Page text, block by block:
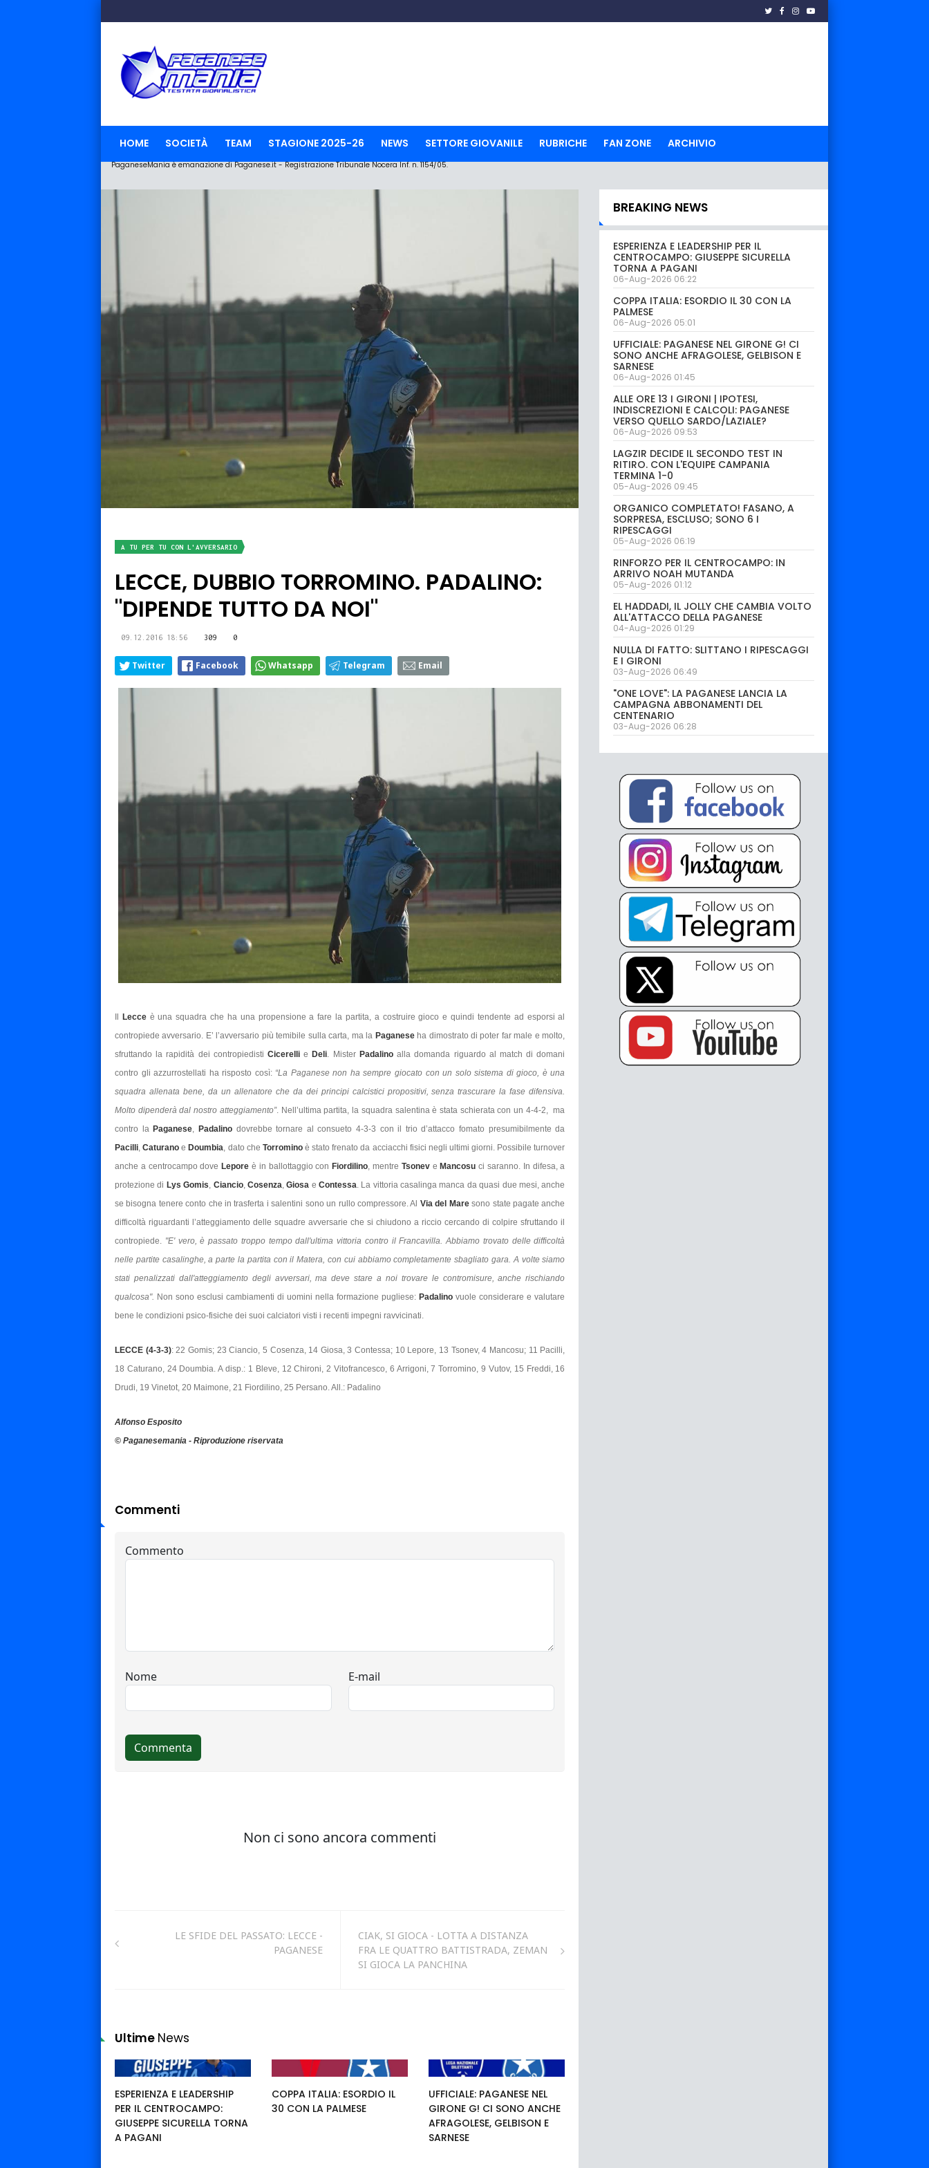
HOME SOCIETÀ TEAM STAGIONE 2025-26 NEWS SETTORE GIOVANILE RUBRICHE FAN ZONE ARCHIVIO
PaganeseMania è emanazione di Paganese.it - Registrazione Tribunale Nocera Inf. n. 1154/05.
A TU PER TU CON L'AVVERSARIO
LECCE, DUBBIO TORROMINO. PADALINO:
"DIPENDE TUTTO DA NOI"
09.12.2016 18:56 309 0
Twitter Facebook Whatsapp Telegram Email
Lecce è una squadra che ha una propensione a fare la partita, a costruire gioco e quindi tendente ad esporsi al
contropiede avversario. E’ l’avversario più temibile sulla carta, ma la Paganese ha dimostrato di poter far male e molto,
sfruttando la rapidità dei contropiedistiCicerellie Deli. Mister Padalinoalla domanda riguardo al match di domani
contro gli azzurrostellati ha risposto così: “La Paganese non ha sempre giocato con un solo sistema di gioco, è una
squadra allenata bene, da un allenatore che da dei principi calcistici propositivi, senza trascurare la fase difensiva.
Molto dipenderà dal nostro atteggiamento”. Nell’ultima partita, la squadra salentina è stata schierata con un 4-4-2, ma
contro la Paganese, Padalino dovrebbe tornare al consueto 4-3-3 con il trio d’attacco fomato presumibilmente da
Pacilli,Caturanoe Doumbia, dato che Torromino è stato frenato da acciacchi fisici negli ultimi giorni. Possibile turnover
anche a centrocampo dove Lepore è in ballottaggio con Fiordilino, mentre Tsonev e Mancosuci saranno. In difesa, a
protezione di Lys Gomis, Ciancio, Cosenza,Giosa e Contessa. La vittoria casalinga manca da quasi due mesi, anche
se bisogna tenere conto che in trasferta i salentini sono un rullo compressore. Al Via del Maresono state pagate anche
difficoltà riguardanti l’atteggiamento delle squadre avversarie che si chiudono a riccio cercando di colpire sfruttando il
contropiede. "E' vero, è passato troppo tempo dall'ultima vittoria contro il Francavilla. Abbiamo trovato delle difficoltà
nelle partite casalinghe, a parte la partita con il Matera, con cui abbiamo completamente sbagliato gara. A volte siamo
stati penalizzati dall'atteggiamento degli avversari, ma deve stare a noi trovare le contromisure, anche rischiando
qualcosa". Non sono esclusi cambiamenti di uomini nella formazione pugliese: Padalinovuole considerare e valutare
bene le condizioni psico-fisiche dei suoi calciatori visti i recenti impegni ravvicinati.
LECCE (4-3-3): 22 Gomis; 23 Ciancio, 5 Cosenza, 14 Giosa, 3 Contessa; 10 Lepore, 13 Tsonev, 4 Mancosu; 11 Pacilli,
18 Caturano, 24 Doumbia. A disp.: 1 Bleve, 12 Chironi, 2 Vitofrancesco, 6 Arrigoni, 7 Torromino, 9 Vutov, 15 Freddi, 16
Drudi, 19 Vinetot, 20 Maimone, 21 Fiordilino, 25 Persano. All.: Padalino
Alfonso Esposito
© Paganesemania - Riproduzione riservata
Commenti
LE SFIDE DEL PASSATO: LECCE -
PAGANESE
CIAK, SI GIOCA - LOTTA A DISTANZA
FRA LE QUATTRO BATTISTRADA, ZEMAN
SI GIOCA LA PANCHINA
Ultime News
ESPERIENZA E LEADERSHIP
PER IL CENTROCAMPO:
GIUSEPPE SICURELLA TORNA
A PAGANI
COPPA ITALIA: ESORDIO IL
30 CON LA PALMESE
UFFICIALE: PAGANESE NEL
GIRONE G! CI SONO ANCHE
AFRAGOLESE, GELBISON E
SARNESE
BREAKING NEWS
ESPERIENZA E LEADERSHIP PER IL
CENTROCAMPO: GIUSEPPE SICURELLA
TORNA A PAGANI
06-Aug-2026 06:22
COPPA ITALIA: ESORDIO IL 30 CON LA
PALMESE
06-Aug-2026 05:01
UFFICIALE: PAGANESE NEL GIRONE G! CI
SONO ANCHE AFRAGOLESE, GELBISON E
SARNESE
06-Aug-2026 01:45
ALLE ORE 13 I GIRONI | IPOTESI,
INDISCREZIONI E CALCOLI: PAGANESE
VERSO QUELLO SARDO/LAZIALE?
06-Aug-2026 09:53
LAGZIR DECIDE IL SECONDO TEST IN
RITIRO. CON L'EQUIPE CAMPANIA
TERMINA 1-0
05-Aug-2026 09:45
ORGANICO COMPLETATO! FASANO, A
SORPRESA, ESCLUSO; SONO 6 I
RIPESCAGGI
05-Aug-2026 06:19
RINFORZO PER IL CENTROCAMPO: IN
ARRIVO NOAH MUTANDA
05-Aug-2026 01:12
EL HADDADI, IL JOLLY CHE CAMBIA VOLTO
ALL'ATTACCO DELLA PAGANESE
04-Aug-2026 01:29
NULLA DI FATTO: SLITTANO I RIPESCAGGI
E I GIRONI
03-Aug-2026 06:49
"ONE LOVE": LA PAGANESE LANCIA LA
CAMPAGNA ABBONAMENTI DEL
CENTENARIO
03-Aug-2026 06:28